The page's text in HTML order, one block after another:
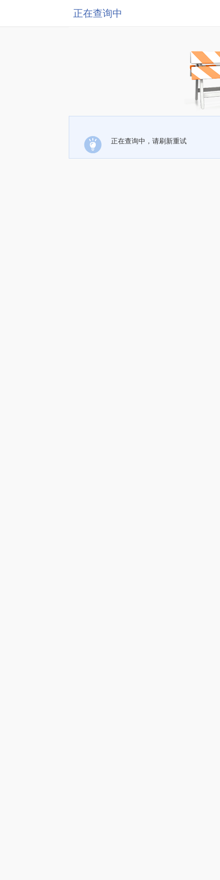
正在查询中
正在查询中，请刷新重试